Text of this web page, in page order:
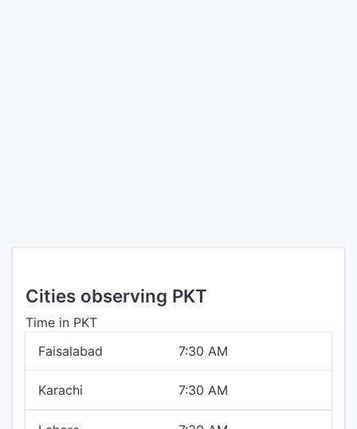
Cities observing PKT
Time in PKT
Faisalabad
7:30 AM
Karachi 7:30 AM